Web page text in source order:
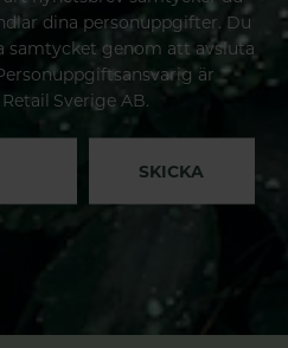
dina personuppgifter. Du
samtycket genom att avsluta
är
Sverige AB.
SKICKA